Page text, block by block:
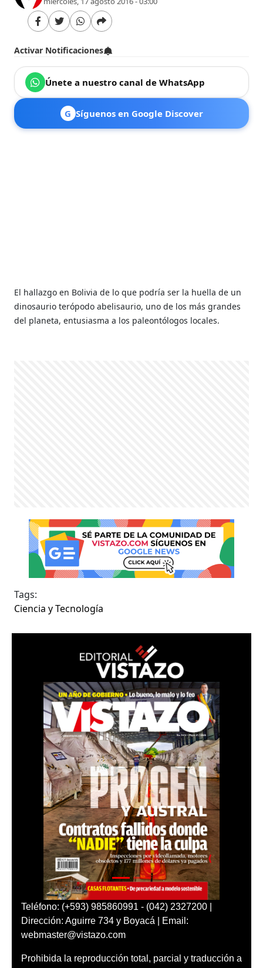
Activar Notificaciones
Únete a nuestro canal de WhatsApp
G Síguenos en Google Discover
El hallazgo en Bolivia de lo que podría ser la huella de un
dinosaurio terópodo abelisaurio, uno de los más grandes
del planeta, entusiasma a los paleontólogos locales.
Tags:
Ciencia y Tecnología
Teléfono: (+593) 985860991 - (042) 2327200 |
Dirección: Aguirre 734 y Boyacá | Email:
webmaster@vistazo.com
Prohibida la reproducción total, parcial y traducción a